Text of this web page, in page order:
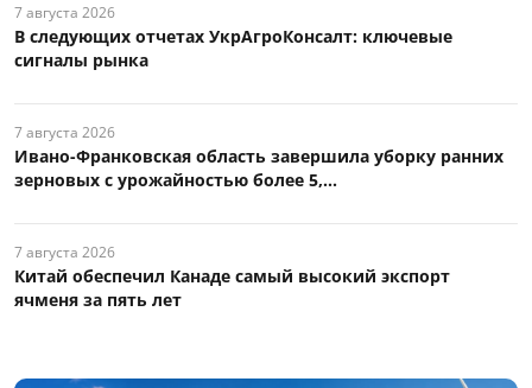
7 августа 2026
В следующих отчетах УкрАгроКонсалт: ключевые
сигналы рынка
7 августа 2026
Ивано-Франковская область завершила уборку ранних
зерновых с урожайностью более 5,...
7 августа 2026
Китай обеспечил Канаде самый высокий экспорт
ячменя за пять лет